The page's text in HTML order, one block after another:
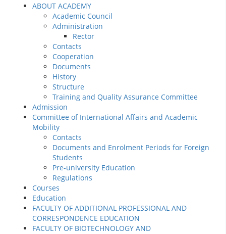
ABOUT ACADEMY
Academic Council
Administration
Rector
Contacts
Cooperation
Documents
History
Structure
Training and Quality Assurance Committee
Admission
Committee of International Affairs and Academic
Mobility
Contacts
Documents and Enrolment Periods for Foreign
Students
Pre-university Education
Regulations
Courses
Education
FACULTY OF ADDITIONAL PROFESSIONAL AND
CORRESPONDENCE EDUCATION
FACULTY OF BIOTECHNOLOGY AND